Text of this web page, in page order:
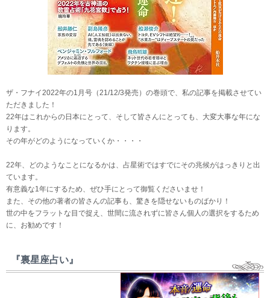
ザ・フナイ2022年の1月号（21/12/3発売）の巻頭で、私の記事を掲載させてい
ただきました！
22年はこれからの日本にとって、そして皆さんにとっても、大変大事な年にな
ります。
その年がどのようになっていくか・・・・
22年、どのようなことになるかは、占星術ではすでにその兆候がはっきりと出
ています。
有意義な1年にするため、ぜひ手にとって御覧くださいませ！
また、その他の著者の皆さんの記事も、驚きを隠せないものばかり！
世の中をフラットな目で捉え、世間に流されずに皆さん個人の選択をするため
に、お勧めです！
『裏星座占い』